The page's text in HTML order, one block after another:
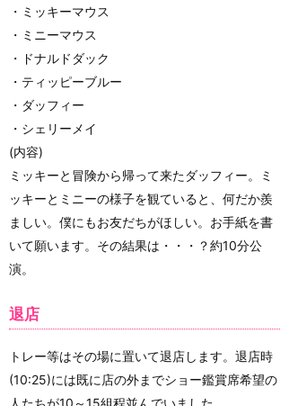
・ミッキーマウス
・ミニーマウス
・ドナルドダック
・ティッピーブルー
・ダッフィー
・シェリーメイ
(内容)
ミッキーと冒険から帰って来たダッフィー。ミ
ッキーとミニーの様子を観ていると、何だか羨
ましい。僕にもお友だちがほしい。お手紙を書
いて願います。その結果は・・・？約10分公
演。
退店
トレー等はその場に置いて退店します。退店時
(10:25)には既に店の外までショー鑑賞席希望の
人たちが10～15組程並んでいました。